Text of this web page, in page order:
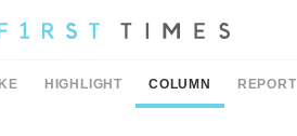
HIGHLIGHT COLUMN REPORT